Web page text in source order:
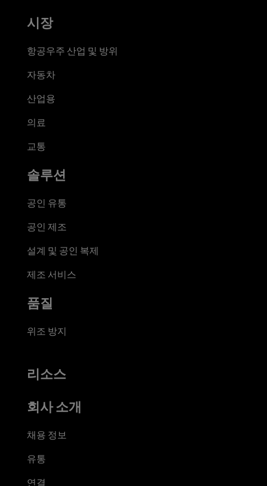
시장
항공우주 산업 및 방위
자동차
산업용
의료
교통
솔루션
공인 유통
공인 제조
설계 및 공인 복제
제조 서비스
품질
위조 방지
리소스
회사 소개
채용 정보
유통
연결